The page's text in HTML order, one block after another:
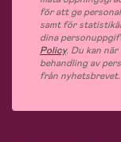
för att ge
samt för
dina
Policy. Du kan
behandling av
från nyhetsbrevet.